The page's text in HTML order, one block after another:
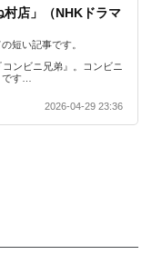
村店」（NHKドラマ
短い記事です。
ンビニ兄弟』。コンビニ
す…
2026-04-29 23:36